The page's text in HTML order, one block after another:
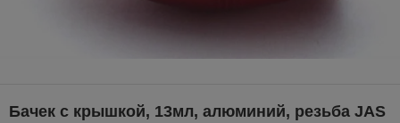
Бачек с крышкой, 13мл, алюминий, резьба JAS